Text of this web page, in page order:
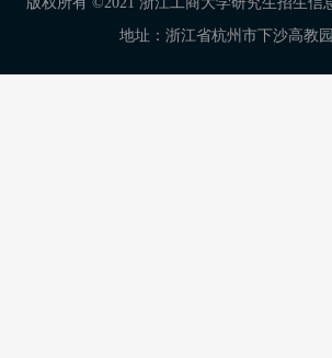
地址：浙江省杭州市下沙高教